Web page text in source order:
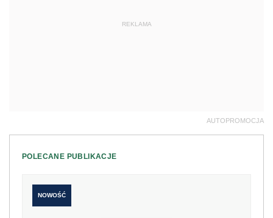
REKLAMA
AUTOPROMOCJA
POLECANE PUBLIKACJE
NOWOŚĆ